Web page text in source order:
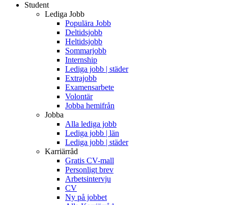
Student
Lediga Jobb
Populära Jobb
Deltidsjobb
Heltidsjobb
Sommarjobb
Internship
Lediga jobb | städer
Extrajobb
Examensarbete
Volontär
Jobba hemifrån
Jobba
Alla lediga jobb
Lediga jobb | län
Lediga jobb | städer
Karriärråd
Gratis CV-mall
Personligt brev
Arbetsintervju
CV
Ny på jobbet